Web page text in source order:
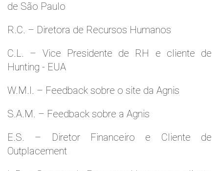
de São Paulo
R.C. – Diretora de Recursos Humanos
C.L. – Vice Presidente de RH e cliente de
Hunting - EUA
W.M.l. – Feedback sobre o site da Agnis
S.A.M. – Feedback sobre a Agnis
E.S. – Diretor Financeiro e Cliente de
Outplacement